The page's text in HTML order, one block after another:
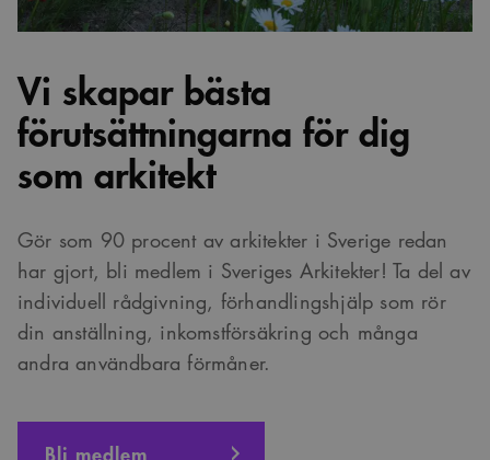
Vi skapar bästa
förutsättningarna för dig
som arkitekt
Gör som 90 procent av arkitekter i Sverige redan
har gjort, bli medlem i Sveriges Arkitekter! Ta del av
individuell rådgivning, förhandlingshjälp som rör
din anställning, inkomstförsäkring och många
andra användbara förmåner.
Bli medlem